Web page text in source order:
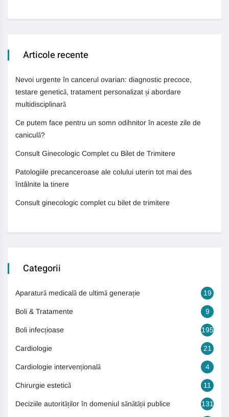
Articole recente
Nevoi urgente în cancerul ovarian: diagnostic precoce,
testare genetică, tratament personalizat și abordare
multidisciplinară
Ce putem face pentru un somn odihnitor în aceste zile de
caniculă?
Consult Ginecologic Complet cu Bilet de Trimitere
Patologiile precanceroase ale colului uterin tot mai des
întâlnite la tinere
Consult ginecologic complet cu bilet de trimitere
Categorii
Aparatură medicală de ultimă generație 19
Boli & Tratamente 9
Boli infecțioase 195
Cardiologie 21
Cardiologie intervențională 4
Chirurgie estetică 11
Deciziile autorităților în domeniul sănătății publice 131